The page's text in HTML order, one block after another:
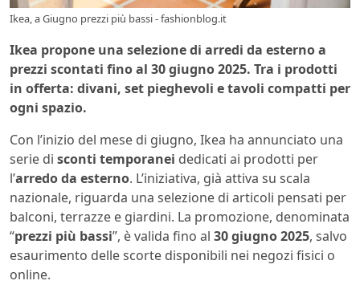
Ikea, a Giugno prezzi più bassi - fashionblog.it
Ikea propone una selezione di arredi da esterno a
prezzi scontati fino al 30 giugno 2025. Tra i prodotti
in offerta: divani, set pieghevoli e tavoli compatti per
ogni spazio.
Con l’inizio del mese di giugno, Ikea ha annunciato una
serie di sconti temporanei dedicati ai prodotti per
l’arredo da esterno. L’iniziativa, già attiva su scala
nazionale, riguarda una selezione di articoli pensati per
balconi, terrazze e giardini. La promozione, denominata
“prezzi più bassi”, è valida fino al 30 giugno 2025, salvo
esaurimento delle scorte disponibili nei negozi fisici o
online.